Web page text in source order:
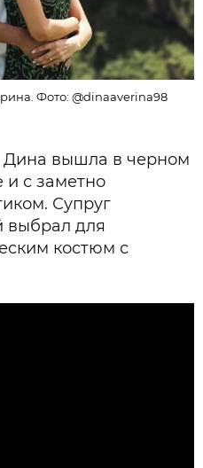
Фото: @dinaaverina98
Дина вышла в черном
и с заметно
Супруг
выбрал для
костюм с